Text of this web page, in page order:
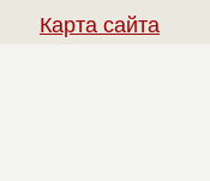
Карта сайта